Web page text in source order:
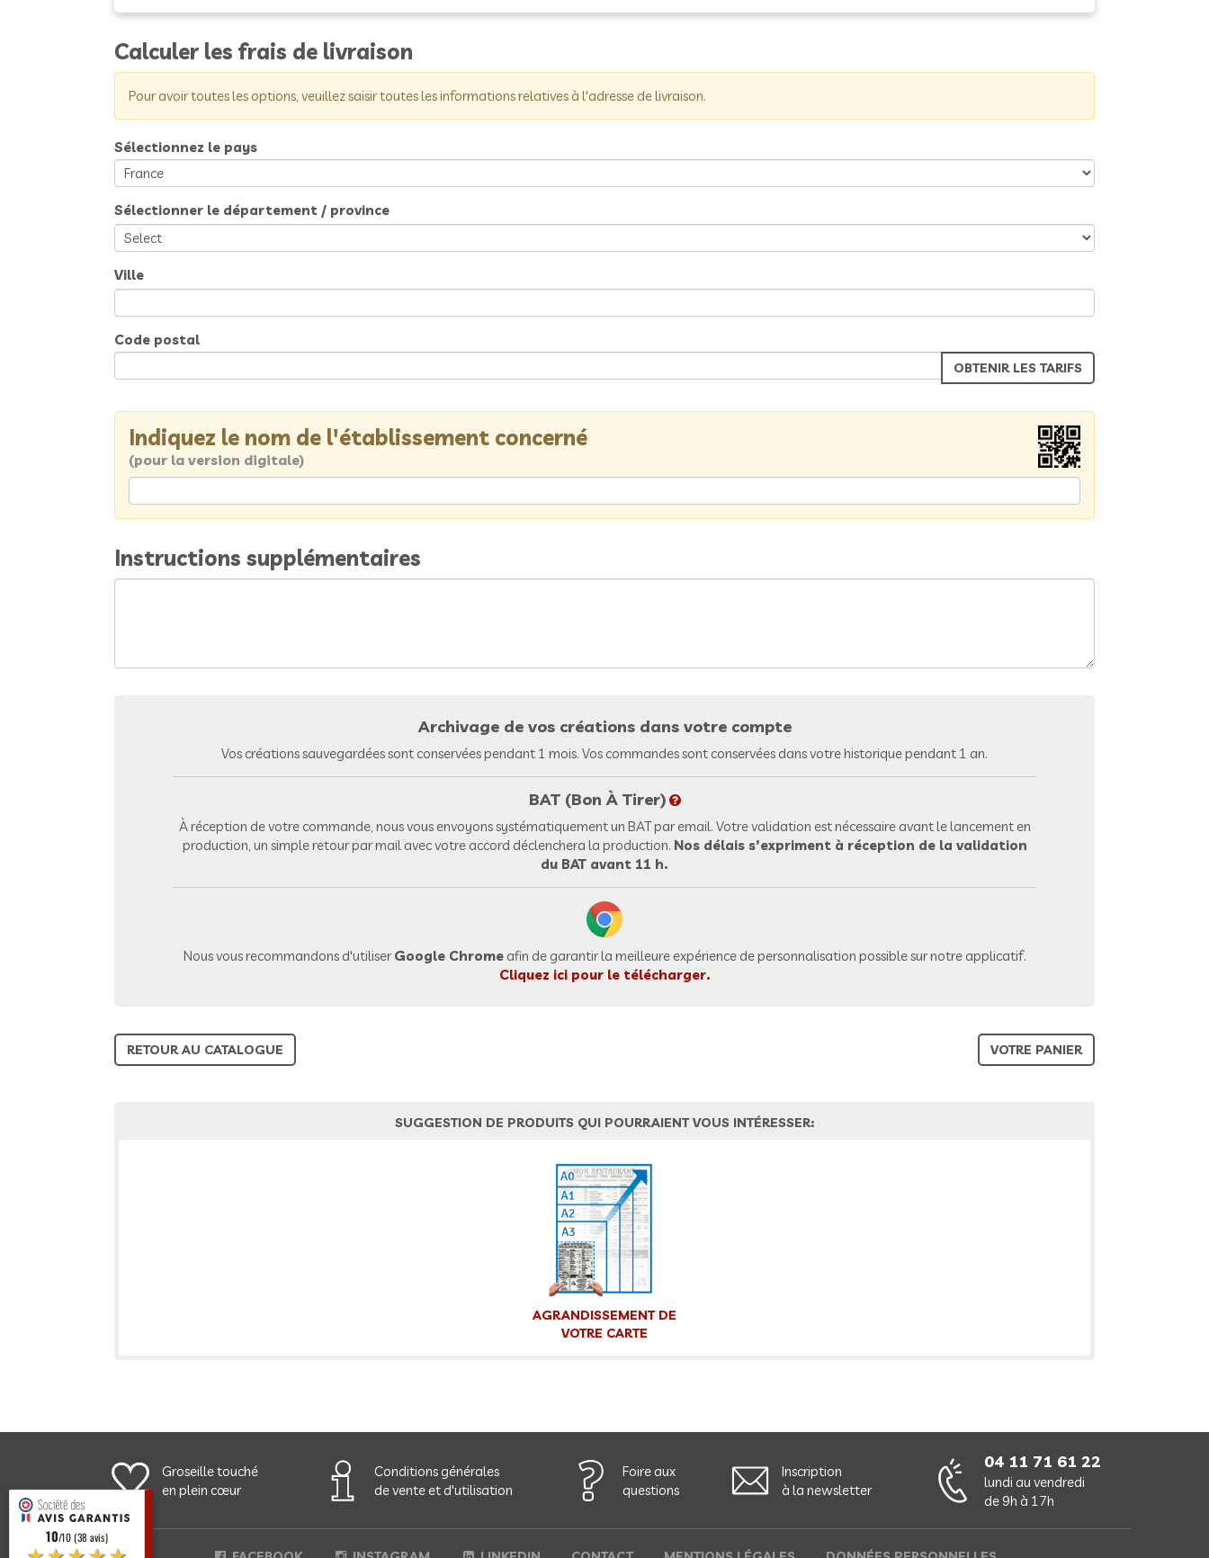
Calculer les frais de livraison
Pour avoir toutes les options, veuillez saisir toutes les informations relatives à l'adresse de livraison.
Sélectionnez le pays
Sélectionner le département / province
Ville
Code postal
Indiquez le nom de l'établissement concerné
(pour la version digitale)
Instructions supplémentaires
Archivage de vos créations dans votre compte
Vos créations sauvegardées sont conservées pendant 1 mois. Vos commandes sont conservées dans votre historique pendant 1 an.
BAT (Bon À Tirer)
À réception de votre commande, nous vous envoyons systématiquement un BAT par email. Votre validation est nécessaire avant le lancement en
production, un simple retour par mail avec votre accord déclenchera la production. Nos délais s’expriment à réception de la validation
du BAT avant 11 h.
Nous vous recommandons d'utiliserGoogle Chromeafin de garantir la meilleure expérience de personnalisation possible sur notre applicatif.
Cliquez ici pour le télécharger.
RETOUR AU CATALOGUE VOTRE PANIER
SUGGESTION DE PRODUITS QUI POURRAIENT VOUS INTÉRESSER:
AGRANDISSEMENT DE
VOTRE CARTE
Groseille touché
en plein cœur
Conditions générales
de vente et d'utilisation
Foire aux
questions
Inscription
à la newsletter
04 11 71 61 22
lundi au vendredi
de 9h à 17h
10/10 (38 avis)